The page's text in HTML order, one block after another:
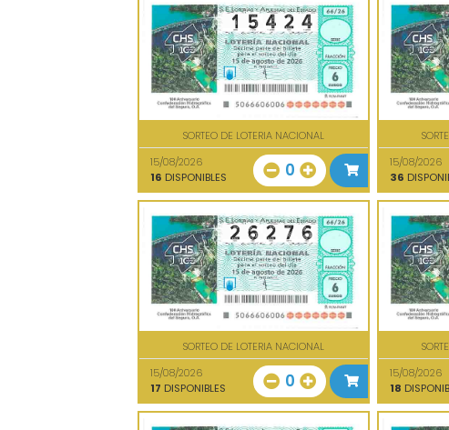
SORTEO DE LOTERIA NACIONAL
15/08/2026
16 DISPONIBLES 0
15/08/2026
36
SORTEO DE LOTERIA NACIONAL
15/08/2026
17 DISPONIBLES 0
15/08/2026
18